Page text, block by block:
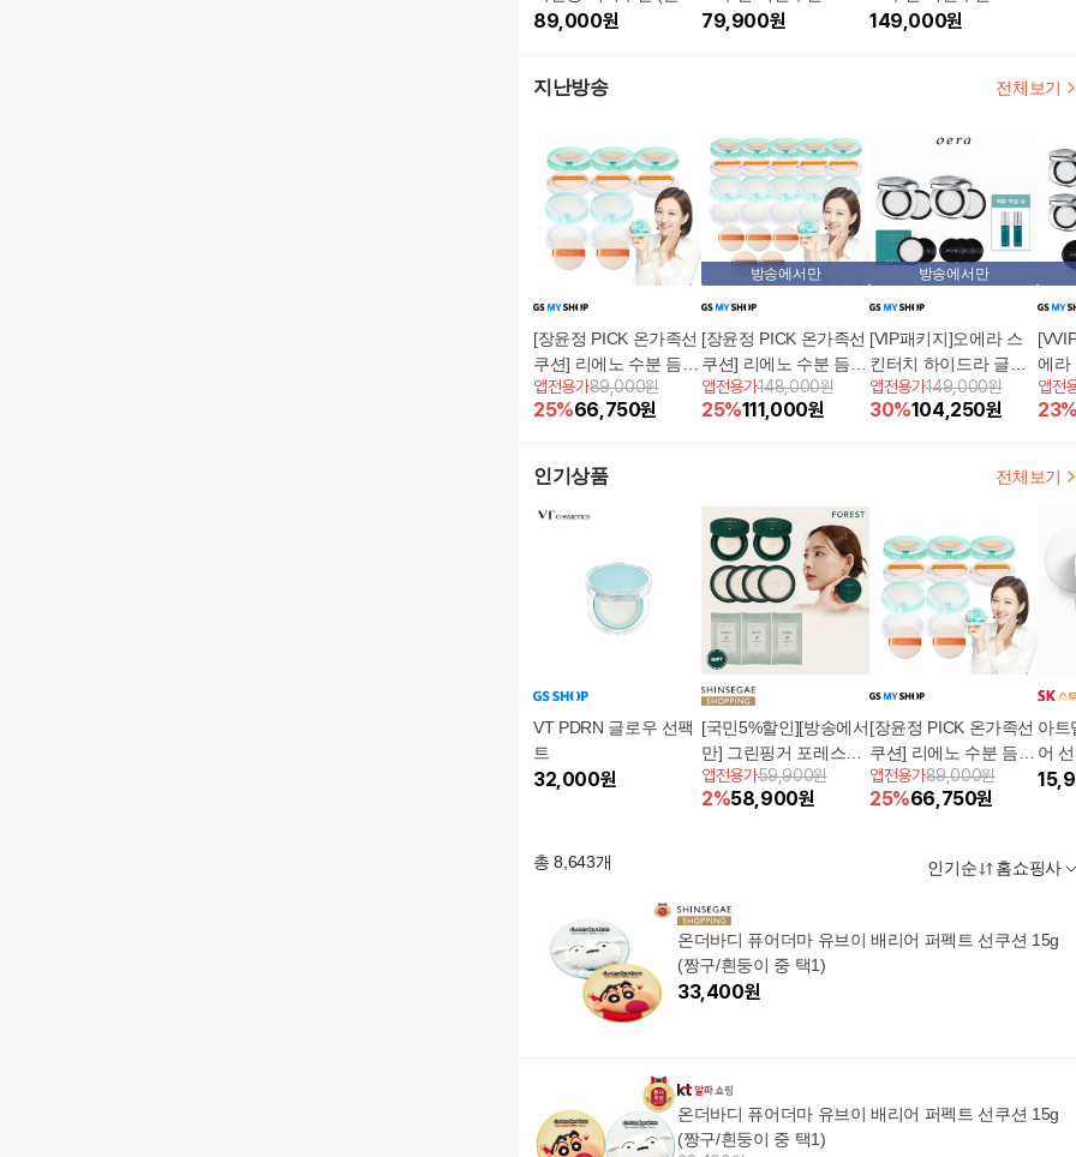
2/리필2/선쿠션1)
89,000원
기본세트 (본품2+리필
79,900원
더블세트 (본품4+리필
149,000원
지난방송 전체보기
[장윤정 PICK 온가족선
쿠션] 리에노 수분 듬뿍
빅선쿠션 5개
앱전용가89,000원
25%66,750원
방송에서만
[장윤정 PICK 온가족선
쿠션] 리에노 수분 듬뿍
빅선쿠션 10개
앱전용가148,000원
25%111,000원
방송에서만
[VIP패키지]오에라 스
킨터치 하이드라 글로
우 선쿠션 본품2세트
앱전용가149,000원
30%104,250원
에라
라
4세
앱전
23
인기상품 전체보기
VT PDRN 글로우 선팩
트
32,000원
[국민5%할인][방송에서
만] 그린핑거 포레스트
멀티선쿠션 세트 (선쿠
션 본품2+리필4+클렌
앱전용가59,900원
2%58,900원
[장윤정 PICK 온가족선
쿠션] 리에노 수분 듬뿍
빅선쿠션 5개
앱전용가89,000원
25%66,750원
아트
어
총8,643개 인기순 홈쇼핑사
온더바디 퓨어더마 유브이 배리어 퍼펙트 선쿠션 15g
(짱구/흰둥이 중 택1)
33,400원
온더바디 퓨어더마 유브이 배리어 퍼펙트 선쿠션 15g
(짱구/흰둥이 중 택1)